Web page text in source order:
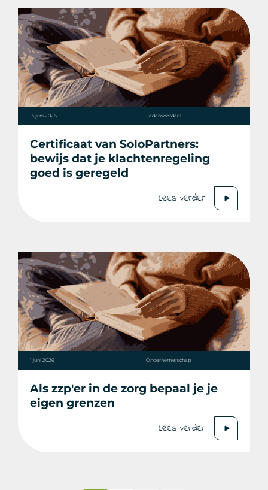
15 juni 2026 Ledenvoordeel
Certificaat van SoloPartners:
bewijs dat je klachtenregeling
goed is geregeld
Lees verder
1 juni 2026 Ondernemerschap
Als zzp'er in de zorg bepaal je je
eigen grenzen
Lees verder